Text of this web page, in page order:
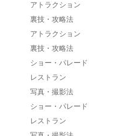
アトラクション
裏技・攻略法
アトラクション
裏技・攻略法
ショー・パレード
レストラン
写真・撮影法
ショー・パレード
レストラン